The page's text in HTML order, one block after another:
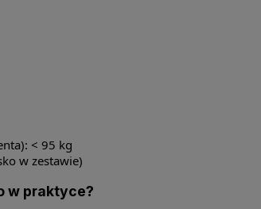
< 95 kg
w zestawie)
w praktyce?